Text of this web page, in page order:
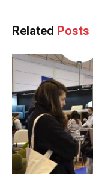
Related Posts